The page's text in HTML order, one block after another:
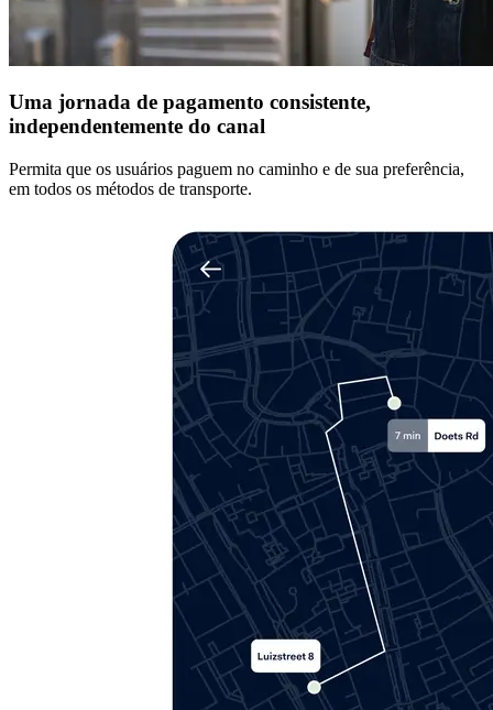
Uma jornada de pagamento consistente,
independentemente do canal
Permita que os usuários paguem no caminho e de sua preferência,
em todos os métodos de transporte.